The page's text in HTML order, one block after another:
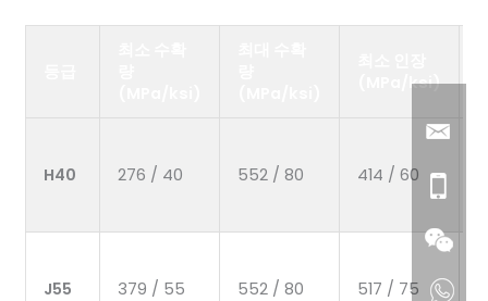
(MPa/ksi)
H40 276 / 40 552 / 80 414 / 60
J55 379 / 55 552 / 80 517 / 75